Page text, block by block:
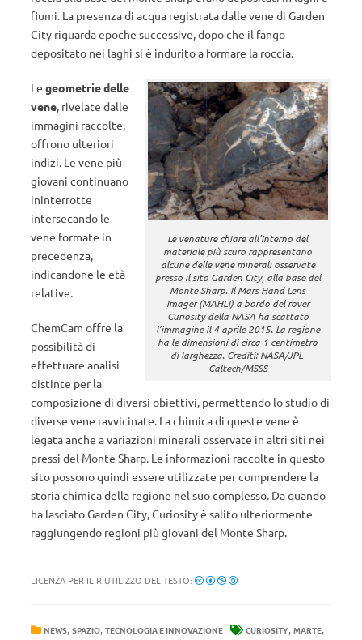
fiumi. La presenza di acqua registrata dalle vene di Garden
City riguarda epoche successive, dopo che il fango
depositato nei laghi si è indurito a formare la roccia.
Le venature chiare all’interno del
materiale più scuro rappresentano
alcune delle vene minerali osservate
presso il sito Garden City, alla base del
Monte Sharp. Il Mars Hand Lens
Imager (MAHLI) a bordo del rover
Curiosity della NASA ha scattato
l’immagine il 4 aprile 2015. La regione
ha le dimensioni di circa 1 centimetro
di larghezza. Crediti: NASA/JPL-
Caltech/MSSS
Le geometrie delle
vene, rivelate dalle
immagini raccolte,
offrono ulteriori
indizi. Le vene più
giovani continuano
ininterrotte
intersecando le
vene formate in
precedenza,
indicandone le età
relative.
ChemCam offre la
possibilità di
effettuare analisi
distinte per la
composizione di diversi obiettivi, permettendo lo studio di
diverse vene ravvicinate. La chimica di queste vene è
legata anche a variazioni minerali osservate in altri siti nei
pressi del Monte Sharp. Le informazioni raccolte in questo
sito possono quindi essere utilizzate per comprendere la
storia chimica della regione nel suo complesso. Da quando
ha lasciato Garden City, Curiosity è salito ulteriormente
raggiungendo regioni più giovani del Monte Sharp.
LICENZA PER IL RIUTILIZZO DEL TESTO:
NEWS, SPAZIO, TECNOLOGIA E INNOVAZIONE CURIOSITY, MARTE,